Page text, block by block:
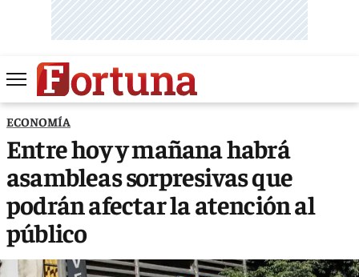
ECONOMÍA
Entre hoy y mañana habrá
asambleas sorpresivas que
podrán afectar la atención al
público